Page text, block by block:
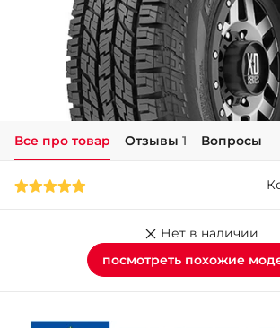
+38 (098)
- на Тополе
+38 (098)
- на
+38 (077)
- Донецкое
+38 (050)-
+38
+38
- Калиновая
Все про товар Отзывы 1 Вопросы
Нет в наличии
посмотреть похожие